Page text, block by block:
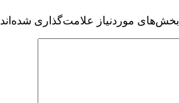
بخش‌های موردنیاز علامت‌گذاری شده‌اند